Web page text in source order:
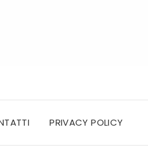
PRIVACY POLICY